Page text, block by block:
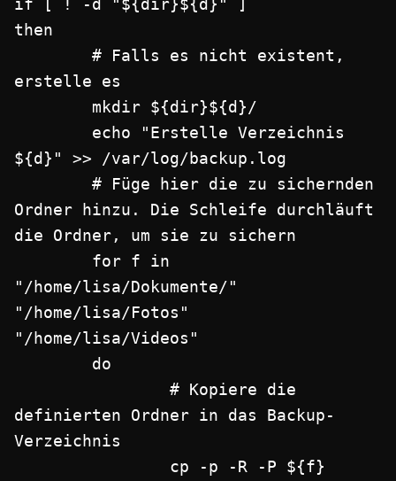
if [ ! -d "${dir}${d}" ]
then
erstelle es
${d}" >> /var/log/backup.log
Ordner hinzu. Die Schleife durchläuft
die Ordner, um sie zu sichern
"/home/lisa/Dokumente/"
"/home/lisa/Fotos"
"/home/lisa/Videos"
definierten Ordner in das Backup-
Verzeichnis